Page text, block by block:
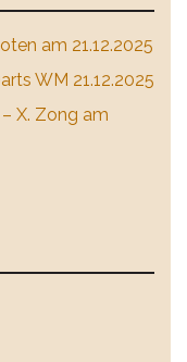
am 21.12.2025
WM 21.12.2025
X. Zong am